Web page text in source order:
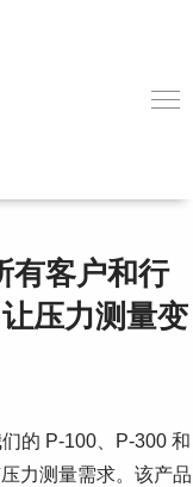
有客户和行
压力测量变
的 P-100、P-300 和
力测量需求。该产品